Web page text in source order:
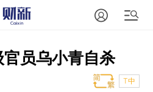
员乌小青自杀
T中